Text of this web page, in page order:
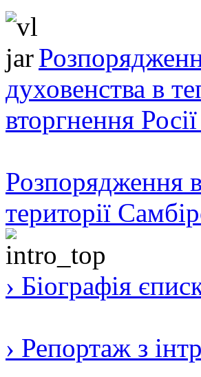
духовенства в
вторгнення
Розпорядження в
території
› Біографія
› Репортаж з